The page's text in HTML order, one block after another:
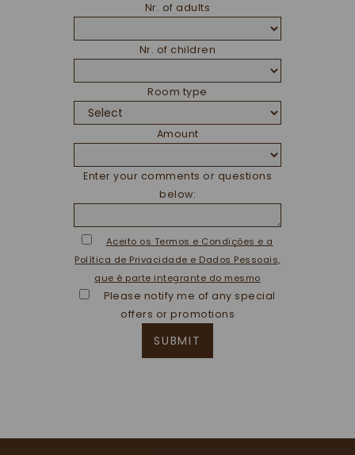
Nr. of adults
Nr. of children
Room type
Amount
Enter your comments or questions
below:
Aceito os Termos e Condições e a
Política de Privacidade e Dados Pessoais,
que é parte integrante do mesmo
Please notify me of any special
offers or promotions
SUBMIT